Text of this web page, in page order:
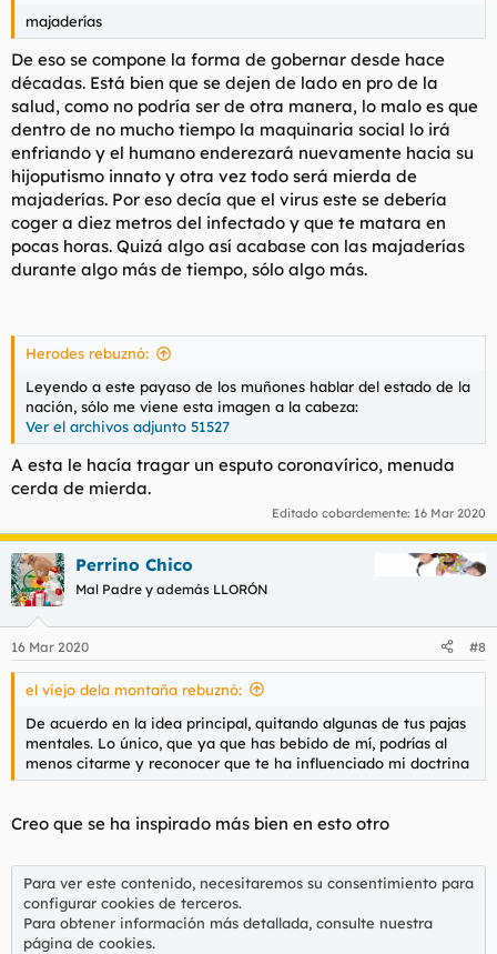
majaderías
De eso se compone la forma de gobernar desde hace
décadas. Está bien que se dejen de lado en pro de la
salud, como no podría ser de otra manera, lo malo es que
dentro de no mucho tiempo la maquinaria social lo irá
enfriando y el humano enderezará nuevamente hacia su
hijoputismo innato y otra vez todo será mierda de
majaderías. Por eso decía que el virus este se debería
coger a diez metros del infectado y que te matara en
pocas horas. Quizá algo así acabase con las majaderías
durante algo más de tiempo, sólo algo más.
Herodes rebuznó:
Leyendo a este payaso de los muñones hablar del estado de la
nación, sólo me viene esta imagen a la cabeza:
Ver el archivos adjunto 51527
A esta le hacía tragar un esputo coronavírico, menuda
cerda de mierda.
Editado cobardemente: 16 Mar 2020
Perrino Chico
Mal Padre y además LLORÓN
16 Mar 2020 #8
el viejo dela montaña rebuznó:
De acuerdo en la idea principal, quitando algunas de tus pajas
mentales. Lo único, que ya que has bebido de mí, podrías al
menos citarme y reconocer que te ha influenciado mi doctrina
Creo que se ha inspirado más bien en esto otro
Para ver este contenido, necesitaremos su consentimiento para
configurar cookies de terceros.
Para obtener información más detallada, consulte nuestra
página de cookies.